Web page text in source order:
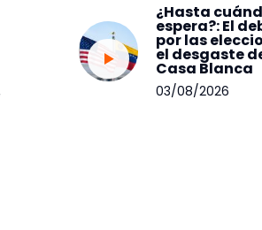
¿Hasta
espera?: El
por las
el desgaste
Casa Blanca
03/08/2026